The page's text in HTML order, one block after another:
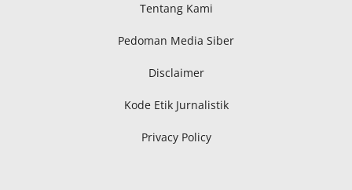
Tentang Kami
Pedoman Media Siber
Disclaimer
Kode Etik Jurnalistik
Privacy Policy